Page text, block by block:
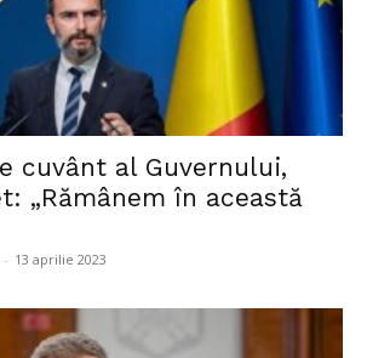
cuvânt al Guvernului,
„Rămânem în această
- 13 aprilie 2023